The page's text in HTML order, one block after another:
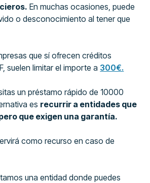
En muchas ocasiones, puede
o desconocimiento al tener que
que sí ofrecen créditos
suelen limitar el importe a 300€.
un préstamo rápido de 10000
es recurrir a entidades que
que exigen una garantía.
como recurso en caso de
una entidad donde puedes